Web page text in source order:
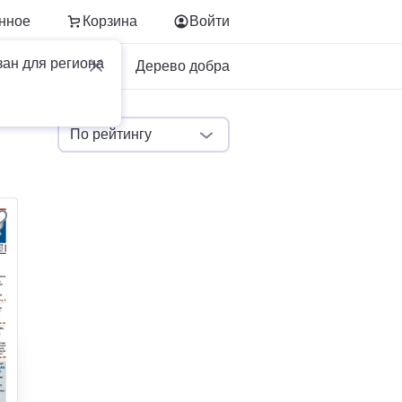
Корзина
для региона
Войти
Для бизнеса Дерево добра
По рейтингу